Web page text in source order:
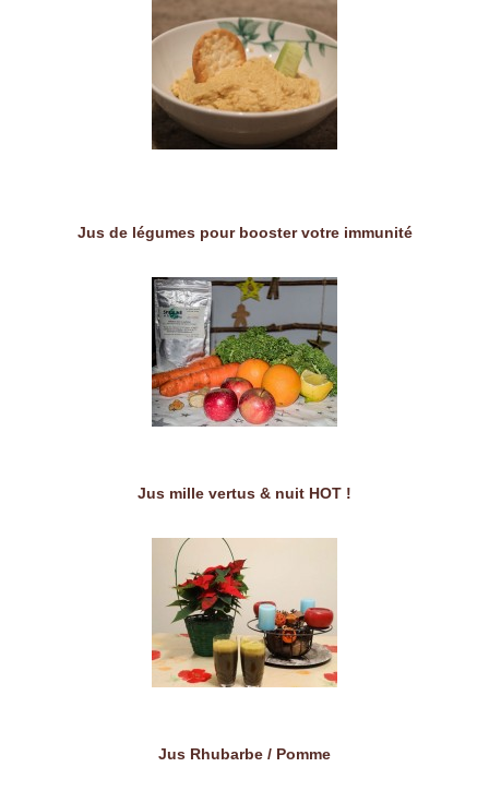
Jus de légumes pour booster votre immunité
Jus mille vertus & nuit HOT !
Jus Rhubarbe / Pomme